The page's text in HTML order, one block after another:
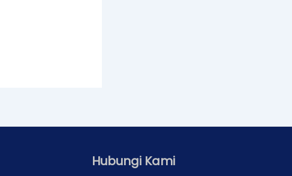
Hubungi Kami